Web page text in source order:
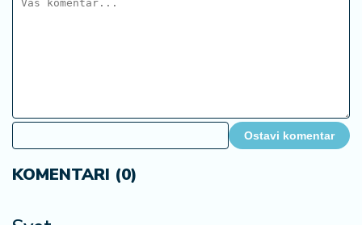
Ostavi komentar
KOMENTARI (0)